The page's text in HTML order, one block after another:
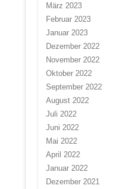
März 2023
Februar 2023
Januar 2023
Dezember 2022
November 2022
Oktober 2022
September 2022
August 2022
Juli 2022
Juni 2022
Mai 2022
April 2022
Januar 2022
Dezember 2021